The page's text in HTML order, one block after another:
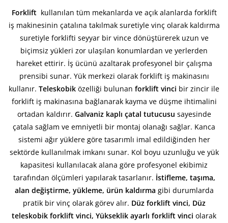
Forkliftkullanılan tüm mekanlarda ve açık alanlarda forklift
iş makinesinin çatalına takılmak suretiyle vinç olarak kaldırma
suretiyle forklifti seyyar bir vince dönüştürerek uzun ve
biçimsiz yükleri zor ulaşılan konumlardan ve yerlerden
hareket ettirir. İş ücünü azaltarak profesyonel bir çalışma
prensibi sunar. Yük merkezi olarak forklift iş makinasını
kullanır. Teleskobik özelliği bulunan forklift vinci bir zincir ile
forklift iş makinasına bağlanarak kayma ve düşme ihtimalini
ortadan kaldırır. Galvaniz kaplı çatal tutucusu sayesinde
çatala sağlam ve emniyetli bir montaj olanağı sağlar. Kanca
sistemi ağır yüklere göre tasarımlı imal edildiğinden her
sektörde kullanılmak imkanı sunar. Kol boyu uzunluğu ve yük
kapasitesi kullanılacak alana göre profesyonel ekibimiz
tarafından ölçümleri yapılarak tasarlanır. İstifleme, taşıma,
alan değiştirme, yükleme, ürün kaldırma gibi durumlarda
pratik bir vinç olarak görev alır. Düz forklift vinci, Düz
teleskobik forklift vinci, Yükseklik ayarlı forklift vinci olarak